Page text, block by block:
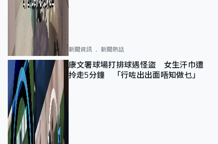
新聞資訊 新聞熱話
康文署球場打排球遇怪盜 女生汗巾遭
拎走5分鐘 「行咗出出面唔知做乜」